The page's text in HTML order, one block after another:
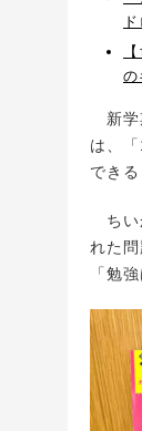
の
新学
は、
できる
ちい
れた
「勉